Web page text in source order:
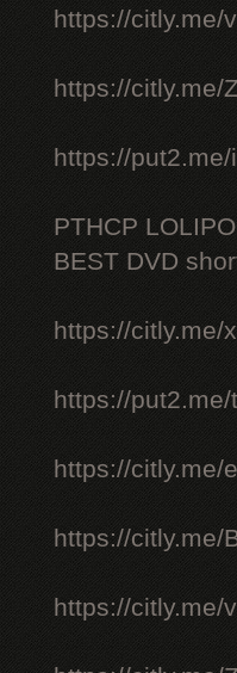
https://citly.me/
https://citly.me/
https://put2.me/
PTHCP
BEST DVD
https://citly.me/
https://put2.me/
https://citly.me/
https://citly.me/
https://citly.me/